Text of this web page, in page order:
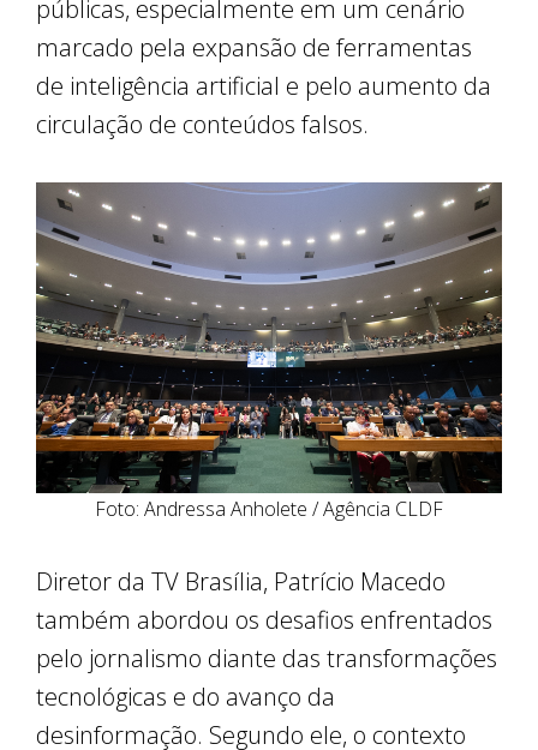
públicas, especialmente em um cenário
marcado pela expansão de ferramentas
de inteligência artificial e pelo aumento da
circulação de conteúdos falsos.
Foto: Andressa Anholete / Agência CLDF
Diretor da TV Brasília, Patrício Macedo
também abordou os desafios enfrentados
pelo jornalismo diante das transformações
tecnológicas e do avanço da
desinformação. Segundo ele, o contexto